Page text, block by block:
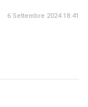
6 Settembre 2024 18:41